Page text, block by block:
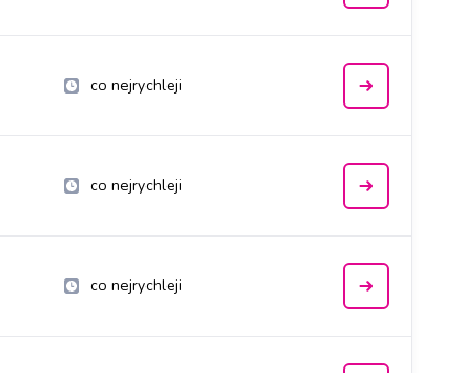
co nejrychleji
co nejrychleji
co nejrychleji